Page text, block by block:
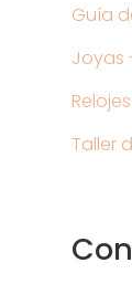
Guía
Joyas
Taller